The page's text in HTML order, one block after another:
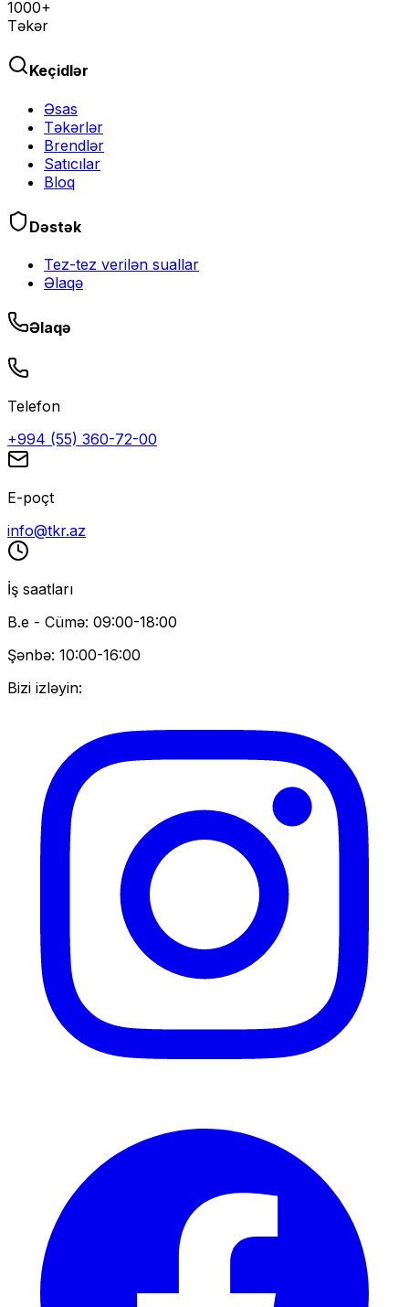
1000+
Təkər
Keçidlər
Əsas
Təkərlər
Brendlər
Satıcılar
Bloq
Dəstək
Tez-tez verilən suallar
Əlaqə
Əlaqə
Telefon
+994 (55) 360-72-00
E-poçt
info@tkr.az
İş saatları
B.e - Cümə: 09:00-18:00
Şənbə: 10:00-16:00
Bizi izləyin: